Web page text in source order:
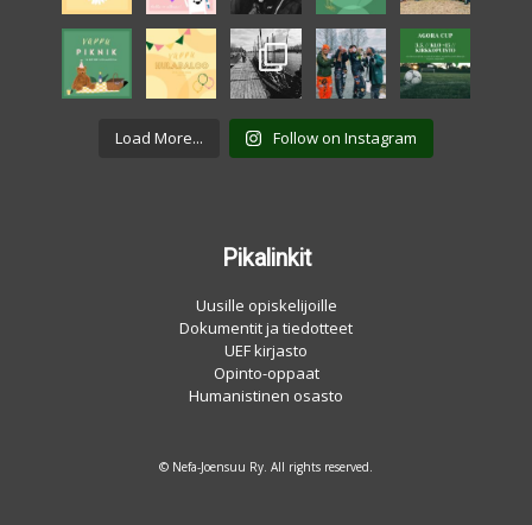
Load More... Follow on Instagram
Pikalinkit
Uusille opiskelijoille
Dokumentit ja tiedotteet
UEF kirjasto
Opinto-oppaat
Humanistinen osasto
© Nefa-Joensuu Ry. All rights reserved.